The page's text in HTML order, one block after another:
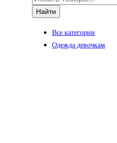
Найти
Все категории
Одежда девочкам